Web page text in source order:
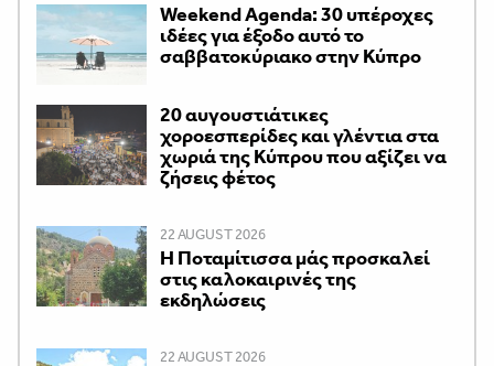
Weekend Agenda: 30 υπέροχες
ιδέες για έξοδο αυτό το
σαββατοκύριακο στην Κύπρο
20 αυγουστιάτικες
χοροεσπερίδες και γλέντια στα
χωριά της Κύπρου που αξίζει να
ζήσεις φέτος
22 AUGUST 2026
Η Ποταμίτισσα μάς προσκαλεί
στις καλοκαιρινές της
εκδηλώσεις
22 AUGUST 2026